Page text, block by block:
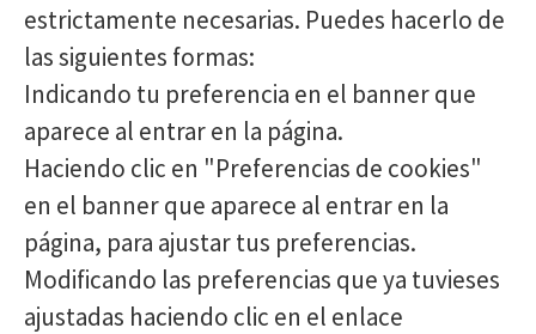
estrictamente necesarias. Puedes hacerlo de
las siguientes formas:
Indicando tu preferencia en el banner que
aparece al entrar en la página.
Haciendo clic en "Preferencias de cookies"
en el banner que aparece al entrar en la
página, para ajustar tus preferencias.
Modificando las preferencias que ya tuvieses
ajustadas haciendo clic en el enlace